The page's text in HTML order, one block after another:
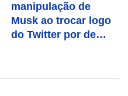
manipulação de
Musk ao trocar logo
do Twitter por de